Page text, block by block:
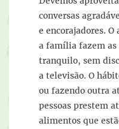
conversas
e encorajadores.
a família fazem as
tranquilo, sem
a televisão. O
ou fazendo outra
pessoas prestem
alimentos que